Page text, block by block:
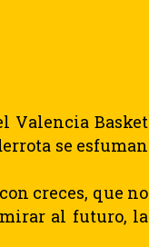
Valencia Basket
se esfuman
creces, que no
al futuro, la